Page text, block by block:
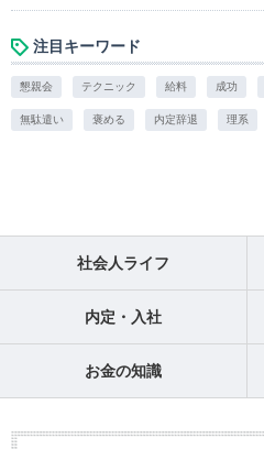
注目キーワード
懇親会 テクニック 給料 成功
無駄遣い 褒める 内定辞退 理系
社会人ライフ
内定・入社
お金の知識